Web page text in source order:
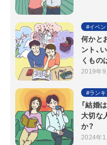
イベン
何かと
ント、
くもの
2019年9
ラン
「結婚
大切な
か？
2024年1